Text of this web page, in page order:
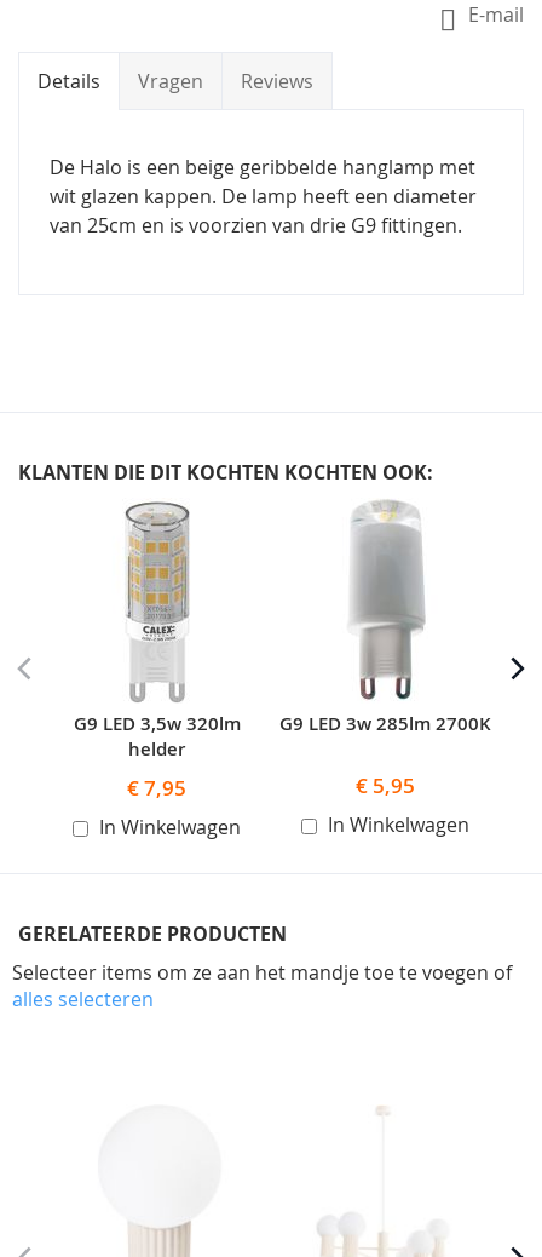
E-mail
Details Vragen Reviews
De Halo is een beige geribbelde hanglamp met
wit glazen kappen. De lamp heeft een diameter
van 25cm en is voorzien van drie G9 fittingen.
KLANTEN DIE DIT KOCHTEN KOCHTEN OOK:
G9 LED 3,5w 320lm
helder
€ 7,95
In Winkelwagen
G9 LED 3w 285lm 2700K
€ 5,95
In Winkelwagen
GERELATEERDE PRODUCTEN
Selecteer items om ze aan het mandje toe te voegen of
alles selecteren